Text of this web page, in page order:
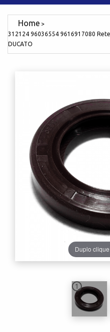
312124 96036554 9616917080
DUCATO
1
Duplo